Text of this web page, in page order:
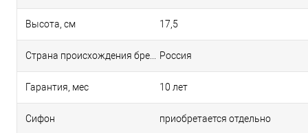
Высота, см 17,5
Россия
Гарантия, мес 10 лет
Сифон приобретается отдельно